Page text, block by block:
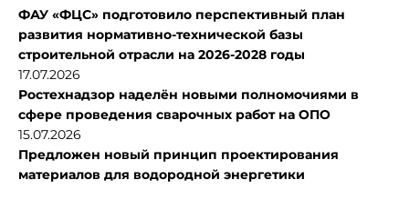
ФАУ «ФЦС» подготовило перспективный план
развития нормативно-технической базы
строительной отрасли на 2026-2028 годы
17.07.2026
Ростехнадзор наделён новыми полномочиями в
сфере проведения сварочных работ на ОПО
15.07.2026
Предложен новый принцип проектирования
материалов для водородной энергетики